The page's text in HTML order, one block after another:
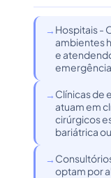
Hospitais -
ambientes
e
Clínicas de
atuam em
cirúrgicos
bariátrica
optam por